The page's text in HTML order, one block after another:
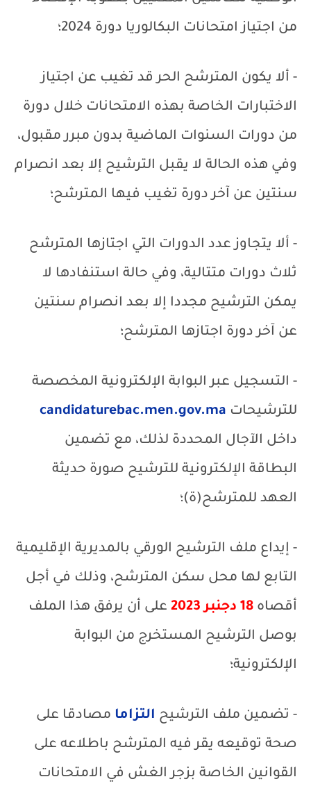
من اجتياز امتحانات البكالوريا دورة 2024؛
- ألا يكون المترشح الحر قد تغيب عن اجتياز
الاختبارات الخاصة بهذه الامتحانات خلال دورة
من دورات السنوات الماضية بدون مبرر مقبول،
وفي هذه الحالة لا يقبل الترشيح إلا بعد انصرام
سنتين عن آخر دورة تغيب فيها المترشح؛
- ألا يتجاوز عدد الدورات التي اجتازها المترشح
ثلاث دورات متتالية، وفي حالة استنفادها لا
يمكن الترشيح مجددا إلا بعد انصرام سنتين
عن آخر دورة اجتازها المترشح؛
- التسجيل عبر البوابة الإلكترونية المخصصة
للترشيحات candidaturebac.men.gov.ma
داخل الآجال المحددة لذلك، مع تضمين
البطاقة الإلكترونية للترشيح صورة حديثة
العهد للمترشح(ة)؛
- إيداع ملف الترشيح الورقي بالمديرية الإقليمية
التابع لها محل سكن المترشح، وذلك في أجل
أقصاه 18 دجنبر 2023
على أن يرفق هذا الملف
بوصل الترشيح المستخرج من البوابة
الإلكترونية؛
- تضمين ملف الترشيح التزاما مصادقا على
صحة توقيعه يقر فيه المترشح باطلاعه على
القوانين الخاصة بزجر الغش في الامتحانات